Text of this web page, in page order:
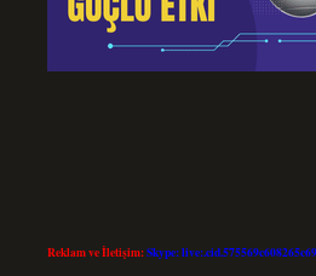
Reklam ve İletişim:Skype: live:.cid.575569c608265c69